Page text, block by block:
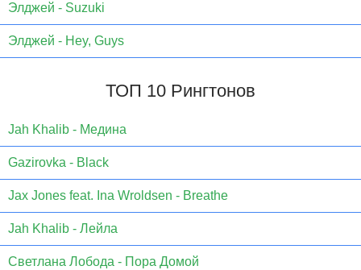
Элджей - Suzuki
Элджей - Hey, Guys
ТОП 10 Рингтонов
Jаh Khаlib - Медина
Gazirovka - Black
Jax Jones feat. Ina Wroldsen - Breathe
Jah Khalib - Лейла
Светлана Лобода - Пора Домой